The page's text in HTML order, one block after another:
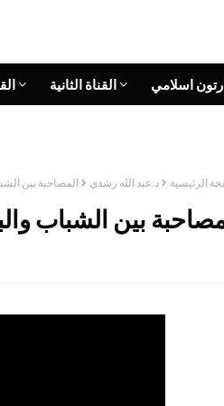
القناة الثانية اسلامي
الرئيسية د.عبد الله رشدي المصاحبة بين
بين الشباب